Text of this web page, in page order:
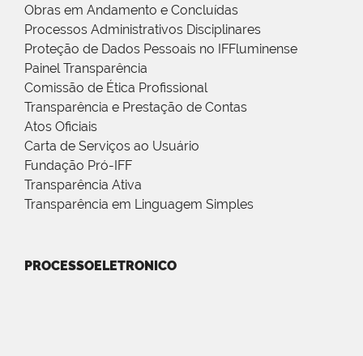
Obras em Andamento e Concluídas
Processos Administrativos Disciplinares
Proteção de Dados Pessoais no IFFluminense
Painel Transparência
Comissão de Ética Profissional
Transparência e Prestação de Contas
Atos Oficiais
Carta de Serviços ao Usuário
Fundação Pró-IFF
Transparência Ativa
Transparência em Linguagem Simples
PROCESSOELETRONICO